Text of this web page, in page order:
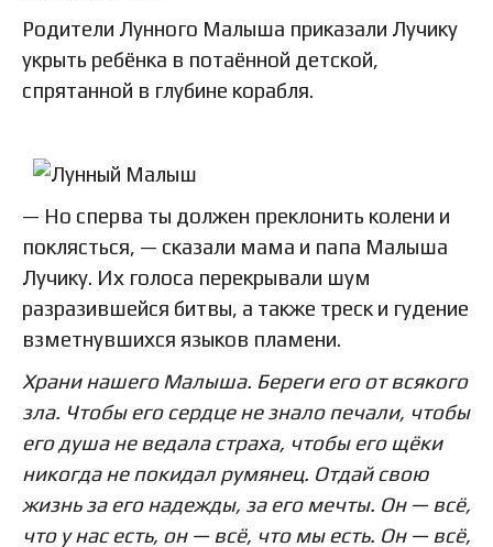
Родители Лунного Малыша приказали Лучику
укрыть ребёнка в потаённой детской,
спрятанной в глубине корабля.
— Но сперва ты должен преклонить колени и
поклясться, — сказали мама и папа Малыша
Лучику. Их голоса перекрывали шум
разразившейся битвы, а также треск и гудение
взметнувшихся языков пламени.
Храни нашего Малыша. Береги его от всякого
зла. Чтобы его сердце не знало печали, чтобы
его душа не ведала страха, чтобы его щёки
никогда не покидал румянец. Отдай свою
жизнь за его надежды, за его мечты. Он — всё,
что у нас есть, он — всё, что мы есть. Он — всё,